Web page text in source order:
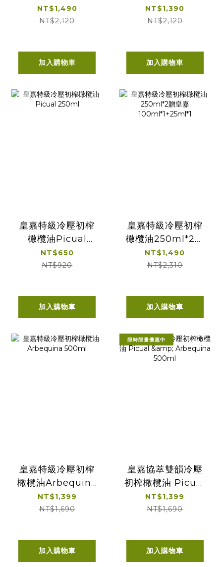
榨橄欖油
Arbequina
NT$1,490
NT$2,120
加入購物車
皇嘉
100ml*1+25ml*1
NT$1,390
NT$2,120
加入購物車
皇嘉特級冷壓初榨
橄欖油Picual
250ml
NT$650
NT$920
加入購物車
皇嘉特級冷壓初榨
橄欖油250ml*2贈
皇嘉
100ml*1+25ml*1
NT$1,490
NT$2,310
加入購物車
皇嘉特級冷壓初榨
橄欖油Arbequina
500ml
NT$1,399
NT$1,690
加入購物車
限時限量優惠中
皇嘉協萃雙韻冷壓
初榨橄欖油 Picual
& Arbequina
500ml
NT$1,399
NT$1,690
加入購物車